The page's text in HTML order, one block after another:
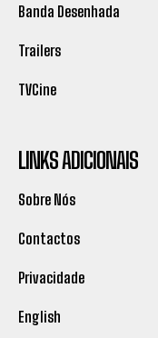
Banda Desenhada
Trailers
TVCine
LINKS ADICIONAIS
Sobre Nós
Contactos
Privacidade
English